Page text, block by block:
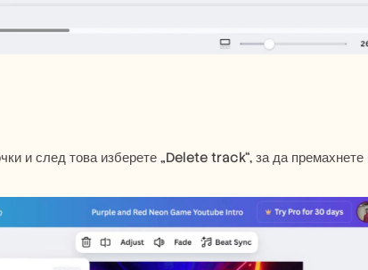
и след това изберете „Delete track“, за да премахнете